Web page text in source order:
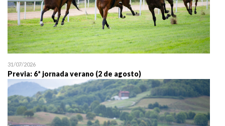
31/07/2026
Previa: 6ª jornada verano (2 de agosto)